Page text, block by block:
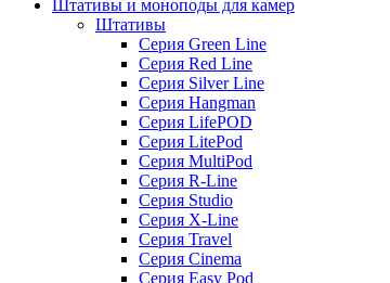
Штативы и моноподы для камер
Штативы
Серия Green Line
Серия Red Line
Серия Silver Line
Серия Hangman
Серия LifePOD
Серия LitePod
Серия MultiPod
Серия R-Line
Серия Studio
Серия X-Line
Серия Travel
Серия Cinema
Серия Easy Pod